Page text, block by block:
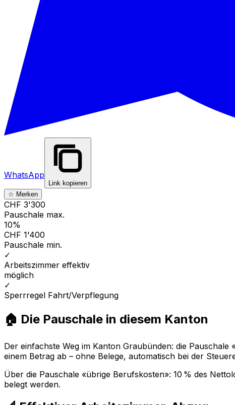
WhatsApp
Link kopieren
☆ Merken
CHF 3'300
Pauschale max.
10%
CHF 1'400
Pauschale min.
✓
Arbeitszimmer effektiv
möglich
✓
Sperrregel Fahrt/Verpflegung
🏠 Die Pauschale in diesem Kanton
Der einfachste Weg im Kanton Graubünden: die
einem Betrag ab – ohne Belege, automatisch bei der
Über die Pauschale «übrige Berufskosten»: 10 % des
belegt werden.